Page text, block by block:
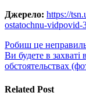
Джерело: https://
ostatochnu-vidpovid-
Навигация
по
Робиш це
Ви будете в
обстоятельствах
Related Post